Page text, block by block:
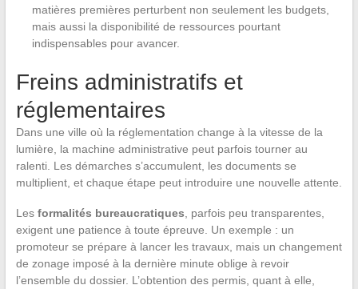
matières premières perturbent non seulement les budgets,
mais aussi la disponibilité de ressources pourtant
indispensables pour avancer.
Freins administratifs et
réglementaires
Dans une ville où la réglementation change à la vitesse de la
lumière, la machine administrative peut parfois tourner au
ralenti. Les démarches s’accumulent, les documents se
multiplient, et chaque étape peut introduire une nouvelle attente.
Les formalités bureaucratiques , parfois peu transparentes,
exigent une patience à toute épreuve. Un exemple : un
promoteur se prépare à lancer les travaux, mais un changement
de zonage imposé à la dernière minute oblige à revoir
l’ensemble du dossier. L’obtention des permis, quant à elle,